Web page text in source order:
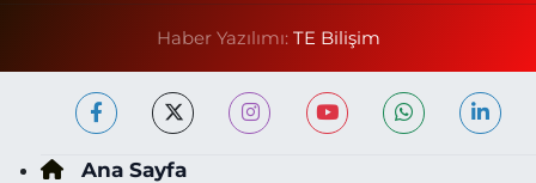
Haber Yazılımı: TE Bilişim
Ana Sayfa